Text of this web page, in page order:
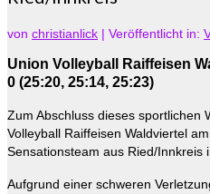
von christianlick | Veröffentlicht in:
Union Volleyball Raiffeisen
0 (25:20, 25:14, 25:23)
Zum Abschluss dieses sportlichen
Volleyball Raiffeisen Waldviertel
Sensationsteam aus Ried/Innkreis
Aufgrund einer schweren